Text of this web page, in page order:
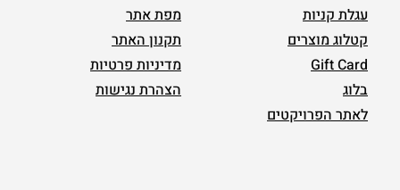
עגלת קניות
קטלוג מוצרים
Gift Card
בלוג
לאתר הפרויקטים
מפת אתר
תקנון האתר
מדיניות פרטיות
הצהרת נגישות